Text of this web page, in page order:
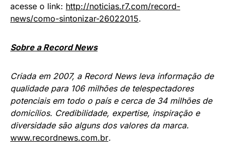
acesse o link: http://noticias.r7.com/record-
news/como-sintonizar-26022015.
Sobre a Record News
Criada em 2007, a Record News leva informação de
qualidade para 106 milhões de telespectadores
potenciais em todo o país e cerca de 34 milhões de
domicílios. Credibilidade, expertise, inspiração e
diversidade são alguns dos valores da marca.
www.recordnews.com.br.